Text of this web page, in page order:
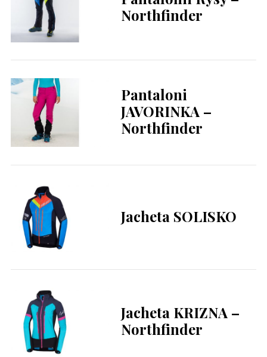
Northfinder
Pantaloni
JAVORINKA –
Northfinder
Jacheta SOLISKO
Jacheta KRIZNA –
Northfinder